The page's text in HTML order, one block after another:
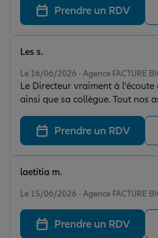
Prendre un RDV
Le 16/06/2026 - Agence FACTURE
Le Directeur vraiment à
ainsi que sa collègue. Tout nos
eux. N'hésitez pas à vous
Les s.
Prendre un RDV
Le 15/06/2026 - Agence FACTURE
laetitia m.
Prendre un RDV